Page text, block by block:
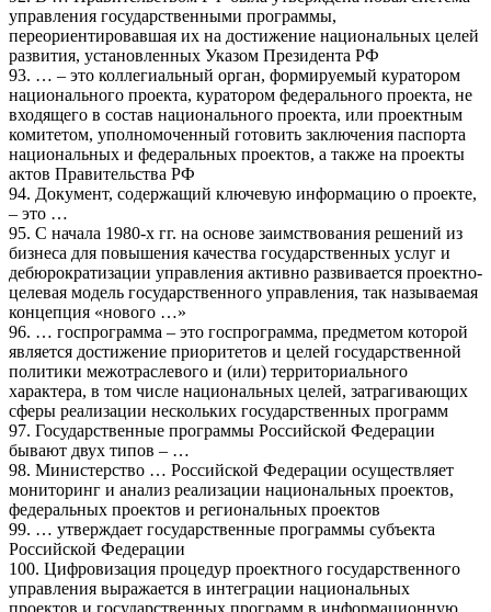
управления государственными программы,
переориентировавшая их на достижение национальных целей
развития, установленных Указом Президента РФ
93. … – это коллегиальный орган, формируемый куратором
национального проекта, куратором федерального проекта, не
входящего в состав национального проекта, или проектным
комитетом, уполномоченный готовить заключения паспорта
национальных и федеральных проектов, а также на проекты
актов Правительства РФ
94. Документ, содержащий ключевую информацию о проекте,
– это …
95. С начала 1980-х гг. на основе заимствования решений из
бизнеса для повышения качества государственных услуг и
дебюрократизации управления активно развивается проектно-
целевая модель государственного управления, так называемая
концепция «нового …»
96. … госпрограмма – это госпрограмма, предметом которой
является достижение приоритетов и целей государственной
политики межотраслевого и (или) территориального
характера, в том числе национальных целей, затрагивающих
сферы реализации нескольких государственных программ
97. Государственные программы Российской Федерации
бывают двух типов – …
98. Министерство … Российской Федерации осуществляет
мониторинг и анализ реализации национальных проектов,
федеральных проектов и региональных проектов
99. … утверждает государственные программы субъекта
Российской Федерации
100. Цифровизация процедур проектного государственного
управления выражается в интеграции национальных